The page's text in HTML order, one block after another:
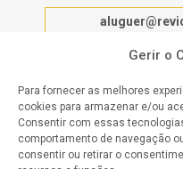
Gerir o
Para fornecer as melhores
cookies para armazenar e/ou
Consentir com essas
comportamento de navegação
consentir ou retirar o
ESTRADA NACIONAL
O NOSSO